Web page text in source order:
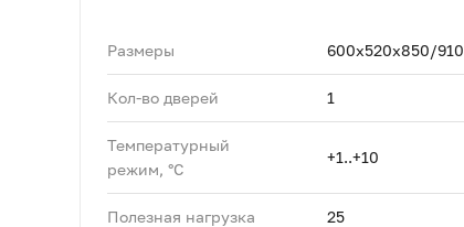
Размеры 600х520х850/910
Кол-во дверей 1
Температурный
режим, °C
+1..+10
Полезная нагрузка 25